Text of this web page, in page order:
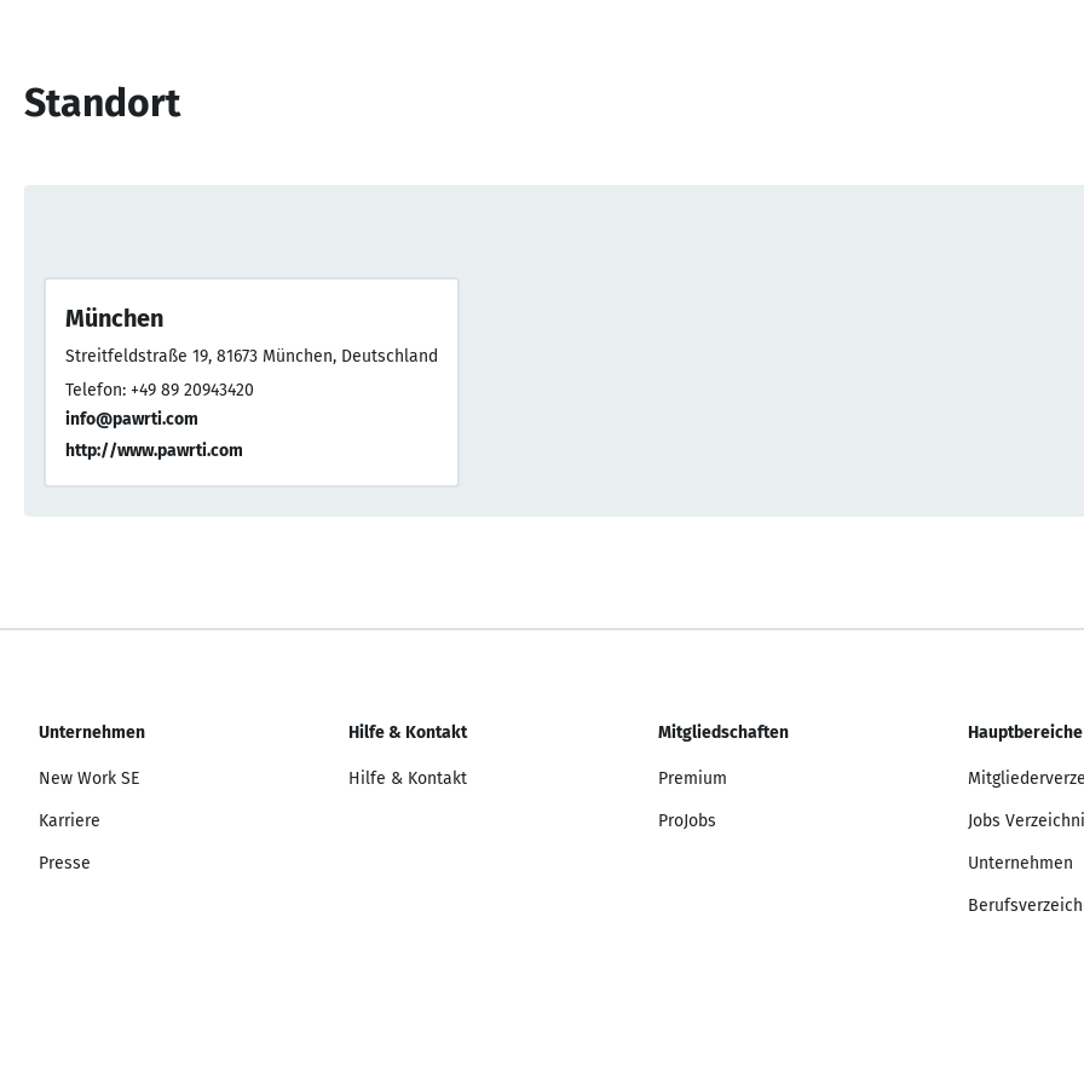
Standort
München
Streitfeldstraße 19, 81673 München, Deutschland
Telefon: +49 89 20943420
info@pawrti.com
http://www.pawrti.com
Unternehmen
New Work SE
Karriere
Presse
Hilfe & Kontakt
Hilfe & Kontakt
Mitgliedschaften
Premium
ProJobs
Hauptbereiche
Jobs
Unternehmen